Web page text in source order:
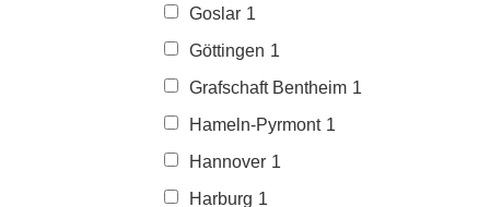
Goslar 1
Göttingen 1
Grafschaft Bentheim 1
Hameln-Pyrmont 1
Hannover 1
Harburg 1